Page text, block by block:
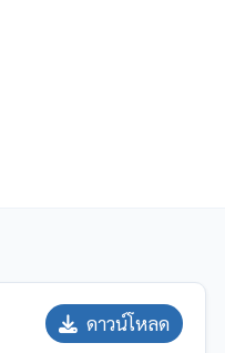
ดาวน์โหลด